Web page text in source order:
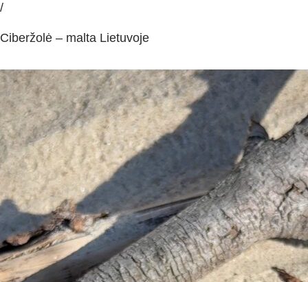
/
Ciberžolė – malta Lietuvoje